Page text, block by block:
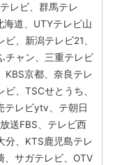
レビ、群馬テレ
海道、UTYテレビ山
、新潟テレビ21、
チャン、三重テレビ
KBS京都、奈良テレ
、TSCせとうち、
テレビytv、テ朝日
送FBS、テレビ西
分、KTS鹿児島テレ
、サガテレビ、OTV